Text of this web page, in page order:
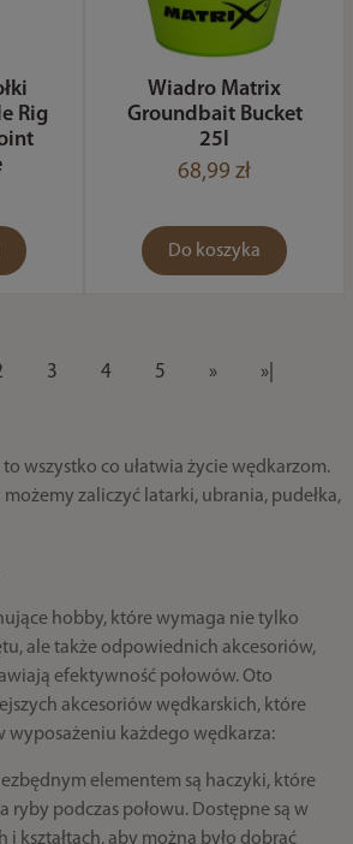
Rig
Wiadro Matrix
Groundbait Bucket
25l
68,99 zł
Do koszyka
3 4 5 » »|
wszystko co ułatwia życie wędkarzom.
zaliczyć latarki, ubrania, pudełka,
hobby, które wymaga nie tylko
ale także odpowiednich akcesoriów,
efektywność połowów. Oto
akcesoriów wędkarskich, które
wyposażeniu każdego wędkarza:
elementem są haczyki, które
ryby podczas połowu. Dostępne są w
i kształtach, aby można było dobrać